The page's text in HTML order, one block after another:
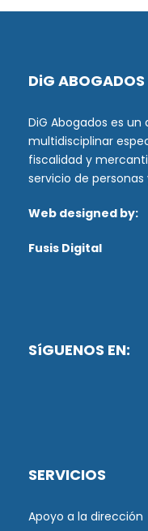
DiG ABOGADOS
DiG Abogados es
multidisciplinar
fiscalidad y
servicio de personas
Web designed by:
Fusis Digital
SíGUENOS EN:
SERVICIOS
Apoyo a la dirección